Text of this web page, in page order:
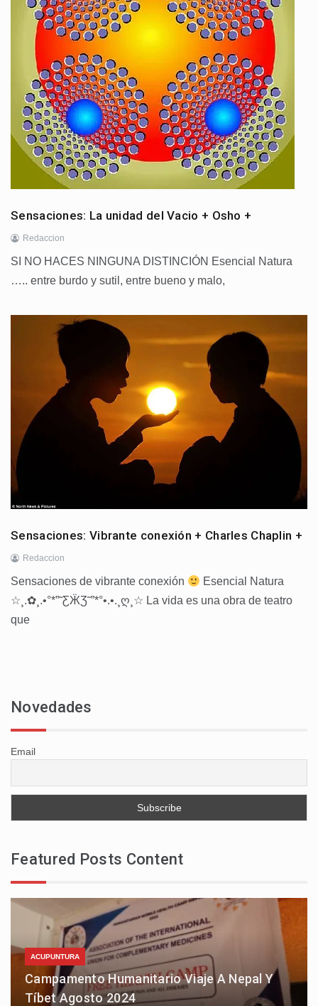
Sensaciones: La unidad del Vacio + Osho +
Redaccion
SI NO HACES NINGUNA DISTINCIÓN Esencial Natura
….. entre burdo y sutil, entre bueno y malo,
Sensaciones: Vibrante conexión + Charles Chaplin +
Redaccion
Sensaciones de vibrante conexión
Esencial Natura
☆¸.✿¸.•°*”˜ƸӜƷ˜”*°•.•.¸ღ¸☆ La vida es una obra de teatro
que
Novedades
Email
Featured Posts Content
ACUPUNTURA
Campamento Humanitario Viaje A Nepal Y
Tíbet Agosto 2024